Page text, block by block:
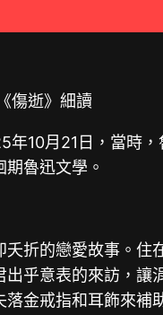
傷逝》細讀
年10月21日，當時
魯迅文學。
夭折的戀愛故事。
乎意表的來訪，
金戒指和耳飾來